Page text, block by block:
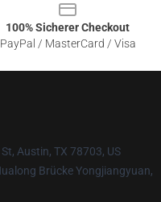
100% Sicherer Checkout
PayPal / MasterCard / Visa
Austin, TX 78703, US
Brücke Yongjiangyuan,